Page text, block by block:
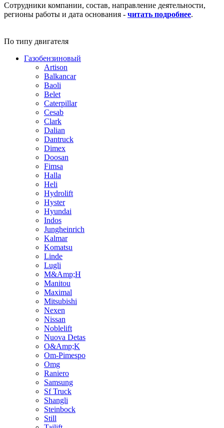
Сотрудники компании, состав, направление деятельности,
регионы работы и дата основания - читать подробнее.
По типу двигателя
Газобензиновый
Artison
Balkancar
Baoli
Belet
Caterpillar
Cesab
Clark
Dalian
Dantruck
Dimex
Doosan
Fimsa
Halla
Heli
Hydrolift
Hyster
Hyundai
Indos
Jungheinrich
Kalmar
Komatsu
Linde
Lugli
M&Amp;H
Manitou
Maximal
Mitsubishi
Nexen
Nissan
Noblelift
Nuova Detas
O&Amp;K
Om-Pimespo
Omg
Raniero
Samsung
Sf Truck
Shangli
Steinbock
Still